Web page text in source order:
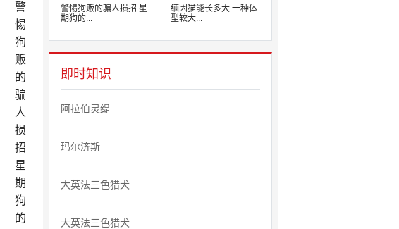
警
惕
狗
贩
的
骗
人
损
招
星
期
狗
的
警惕狗贩的骗人损招 星
期狗的...
缅因猫能长多大 一种体
型较大...
即时知识
阿拉伯灵缇
玛尔济斯
大英法三色猎犬
大英法三色猎犬